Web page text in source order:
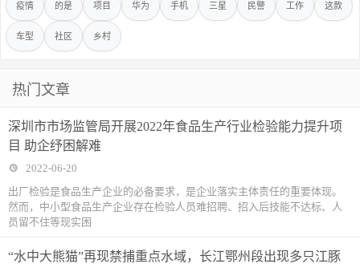
疫情 的是 项目 华为 手机 三星 民警 工作 这款
车型 社区 乡村
热门文章
深圳市市场监管局开展2022年食品生产行业检验能力提升项
目 助企纾困解难
2022-06-20
出厂检验是食品生产企业的必备要求，是企业落实主体责任的重要体现。
然而，中小型食品生产企业存在检验人员难招聘、招入后技能不达标、人
员留不住等现实困
“水中大熊猫”再现禁捕重点水域，长江鄂州段出现多只江豚